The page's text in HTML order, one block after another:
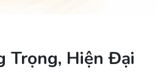
Trọng, Hiện Đại